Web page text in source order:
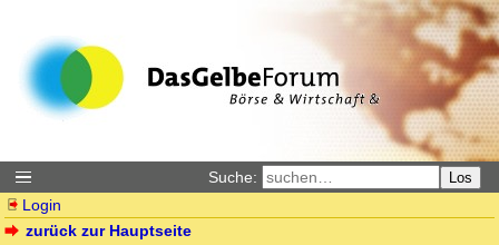
Suche: Los
Login
zurück zur Hauptseite